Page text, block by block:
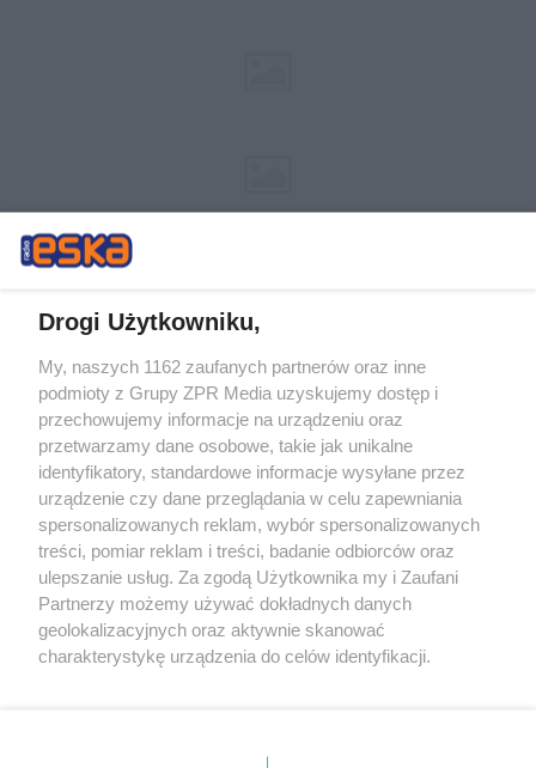
Żaden utwór zamieszczony w serwisie nie może być powielany i
rozpowszechniany lub dalej rozpowszechniany w jakikolwiek sposób (w
tym także elektroniczny lub mechaniczny) na jakimkolwiek polu
eksploatacji w jakiejkolwiek formie, włącznie z umieszczaniem w
Internecie bez pisemnej zgody właściciela praw. Jakiekolwiek użycie lub
wykorzystanie utworów w całości lub w części z naruszeniem prawa,
tzn. bez właściwej zgody, jest zabronione pod groźbą kary i może być
ścigane prawnie.
Drogi Użytkowniku,
My, naszych 1162 zaufanych partnerów oraz inne
podmioty z Grupy ZPR Media uzyskujemy dostęp i
przechowujemy informacje na urządzeniu oraz
przetwarzamy dane osobowe, takie jak unikalne
identyfikatory, standardowe informacje wysyłane przez
urządzenie czy dane przeglądania w celu zapewniania
spersonalizowanych reklam, wybór spersonalizowanych
treści, pomiar reklam i treści, badanie odbiorców oraz
ulepszanie usług. Za zgodą Użytkownika my i Zaufani
Partnerzy możemy używać dokładnych danych
geolokalizacyjnych oraz aktywnie skanować
charakterystykę urządzenia do celów identyfikacji.
zmienić/wycofać klikając przycisk ustawień prywatności